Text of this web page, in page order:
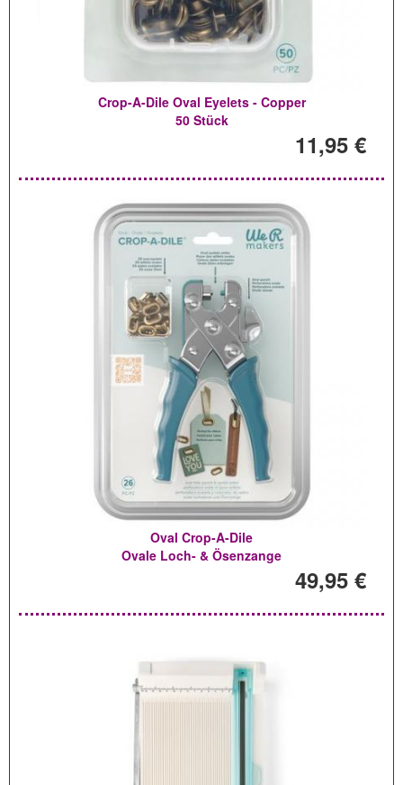
Crop-A-Dile Oval Eyelets - Copper
50 Stück
11,95 €
Oval Crop-A-Dile
Ovale Loch- & Ösenzange
49,95 €